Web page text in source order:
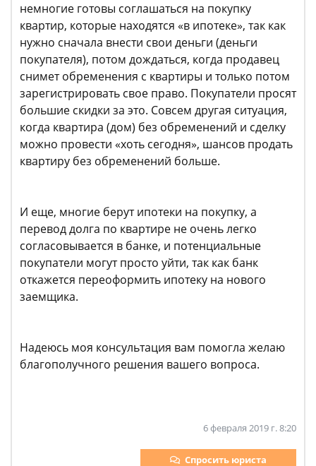
немногие готовы соглашаться на покупку
квартир, которые находятся «в ипотеке», так как
нужно сначала внести свои деньги (деньги
покупателя), потом дождаться, когда продавец
снимет обременения с квартиры и только потом
зарегистрировать свое право. Покупатели просят
большие скидки за это. Совсем другая ситуация,
когда квартира (дом) без обременений и сделку
можно провести «хоть сегодня», шансов продать
квартиру без обременений больше.
И еще, многие берут ипотеки на покупку, а
перевод долга по квартире не очень легко
согласовывается в банке, и потенциальные
покупатели могут просто уйти, так как банк
откажется переоформить ипотеку на нового
заемщика.
Надеюсь моя консультация вам помогла желаю
благополучного решения вашего вопроса.
6 февраля 2019 г. 8:20
Спросить юриста